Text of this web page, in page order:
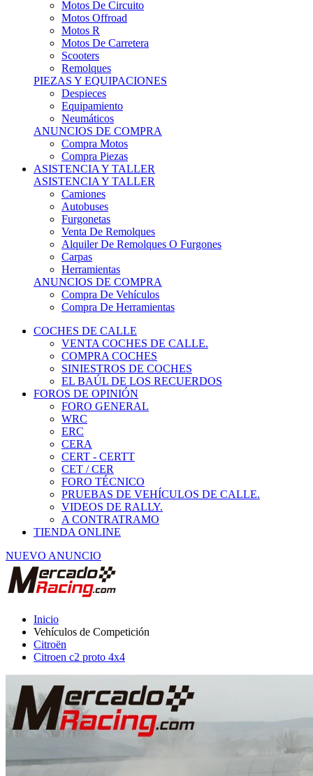
Motos R
Motos De Carretera
Scooters
Remolques
PIEZAS Y EQUIPACIONES
Despieces
Equipamiento
Neumáticos
ANUNCIOS DE COMPRA
Compra Motos
Compra Piezas
ASISTENCIA Y TALLER
ASISTENCIA Y TALLER
Camiones
Autobuses
Furgonetas
Venta De Remolques
Alquiler De Remolques O Furgones
Carpas
Herramientas
ANUNCIOS DE COMPRA
Compra De Vehículos
Compra De Herramientas
COCHES DE CALLE
VENTA COCHES DE CALLE.
COMPRA COCHES
SINIESTROS DE COCHES
EL BAÚL DE LOS RECUERDOS
FOROS DE OPINIÓN
FORO GENERAL
WRC
ERC
CERA
CERT - CERTT
CET / CER
FORO TÉCNICO
PRUEBAS DE VEHÍCULOS DE CALLE.
VIDEOS DE RALLY.
A CONTRATRAMO
TIENDA ONLINE
NUEVO ANUNCIO
Vehículos de Competición
Citroën
Citroen c2 proto 4x4